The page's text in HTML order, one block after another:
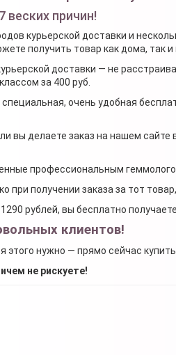
веских причин!
курьерской доставки и
получить товар как дома, так и
доставки — не
за 400 руб.
очень удобная
вы делаете заказ на нашем сайте
профессиональным
при получении заказа за тот
рублей, вы бесплатно
клиентов!
нужно — прямо сейчас
не рискуете!